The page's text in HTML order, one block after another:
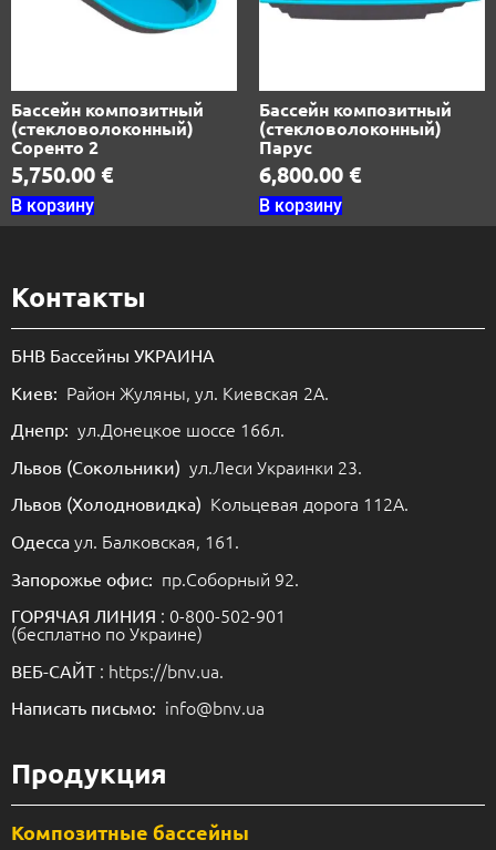
Бассейн композитный
(стекловолоконный)
Соренто 2
5,750.00 €
В корзину
Бассейн композитный
(стекловолоконный)
Парус
6,800.00 €
В корзину
Контакты
БНВ Бассейны УКРАИНА
Киев: Район Жуляны, ул. Киевская 2А.
Днепр: ул.Донецкое шоссе 166л.
Львов (Сокольники) ул.Леси Украинки 23.
Львов (Холодновидка) Кольцевая дорога 112А.
Одесса ул. Балковская, 161.
Запорожье офис: пр.Соборный 92.
ГОРЯЧАЯ ЛИНИЯ : 0-800-502-901
(бесплатно по Украине)
ВЕБ-САЙТ : https://bnv.ua.
Написать письмо: info@bnv.ua
Продукция
Композитные бассейны